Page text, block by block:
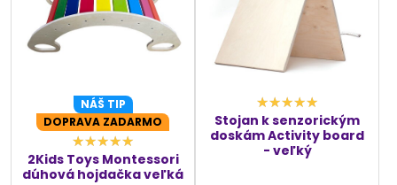
NÁŠ TIP
DOPRAVA ZADARMO
2Kids Toys Montessori
dúhová hojdačka veľká
Stojan k senzorickým
doskám Activity board
- veľký